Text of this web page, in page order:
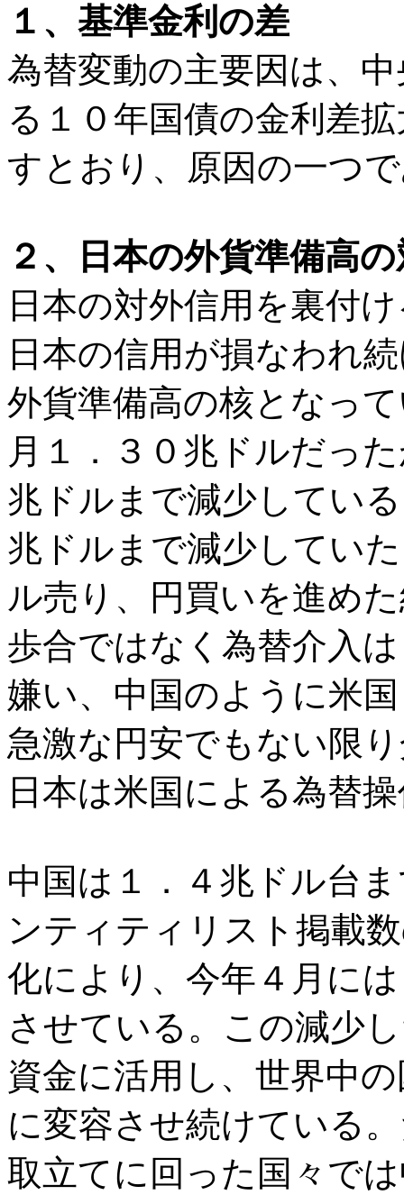
１、基準金利の差
為替変動の主要因は、
る１０年国債の金利差
すとおり、原因の一つ
２、日本の外貨準備高
日本の対外信用を裏付
日本の信用が損なわれ
外貨準備高の核となっ
月１．３０兆ドルだっ
兆ドルまで減少してい
兆ドルまで減少してい
ル売り、円買いを進め
歩合ではなく為替介入
嫌い、中国のように米
急激な円安でもない限
日本は米国による為替
中国は１．４兆ドル台
ンティティリスト掲載
化により、今年４月に
させている。この減少
資金に活用し、世界中
に変容させ続けている
取立てに回った国々で